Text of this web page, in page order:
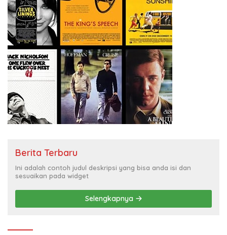
Berita Terbaru
Ini adalah contoh judul deskripsi yang bisa anda isi dan
sesuaikan pada widget
Selengkapnya